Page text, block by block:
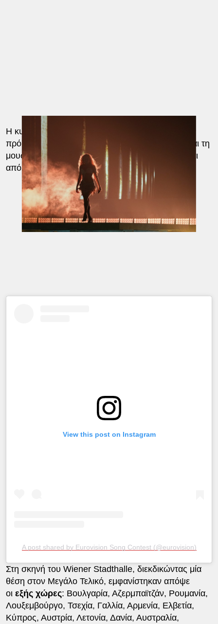
Η κυπριακή αποστολή διεκδίκησε με αξιώσεις την
πρόκριση στον τελικό, με τη σκηνική παρουσία και τη
μουσική ταυτότητα του τραγουδιού να θεωρούνται
από τα βασικά «όπλα» της συμμετοχής.
View this post on Instagram
A post shared by Eurovision Song Contest (@eurovision)
Στη σκηνή του Wiener Stadthalle, διεκδικώντας μία
θέση στον Μεγάλο Τελικό, εμφανίστηκαν απόψε
οι εξής χώρες: Βουλγαρία, Αζερμπαϊτζάν, Ρουμανία,
Λουξεμβούργο, Τσεχία, Γαλλία, Αρμενία, Ελβετία,
Κύπρος, Αυστρία, Λετονία, Δανία, Αυστραλία,